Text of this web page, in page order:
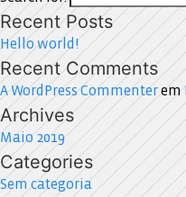
Recent Posts
Hello world!
Recent Comments
A WordPress Commenterem
Archives
Maio 2019
Categories
Sem categoria